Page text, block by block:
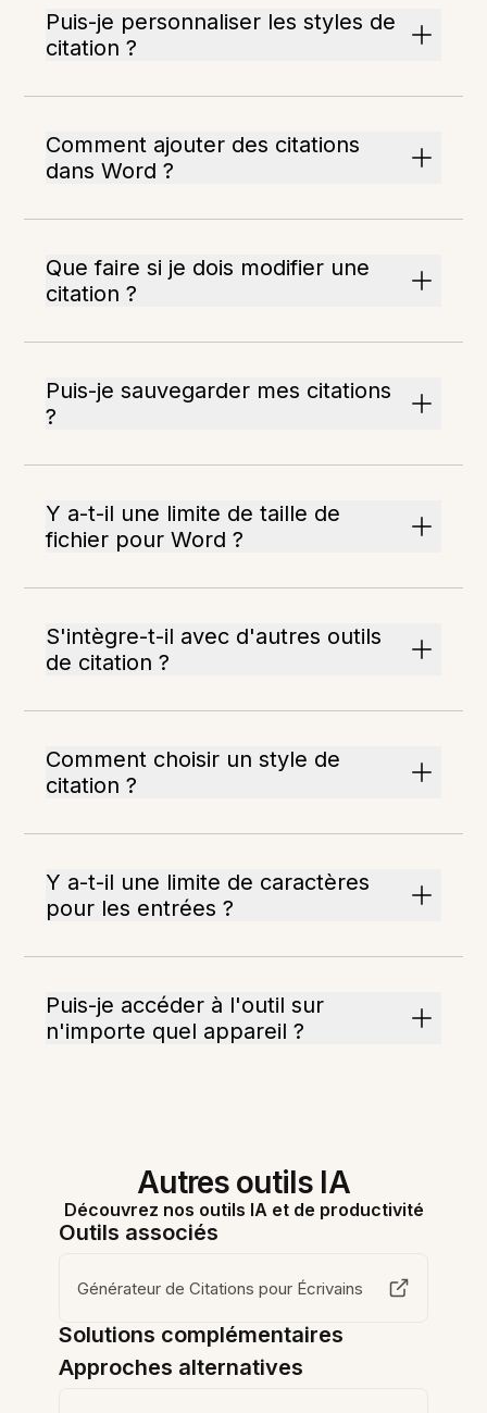
Puis-je personnaliser les styles de
citation ?
Comment ajouter des citations
dans Word ?
Que faire si je dois modifier une
citation ?
Puis-je sauvegarder mes citations
?
Y a-t-il une limite de taille de
fichier pour Word ?
S'intègre-t-il avec d'autres outils
de citation ?
Comment choisir un style de
citation ?
Y a-t-il une limite de caractères
pour les entrées ?
Puis-je accéder à l'outil sur
n'importe quel appareil ?
Autres outils IA
Découvrez nos outils IA et de productivité
Outils associés
Générateur de Citations pour Écrivains
Solutions complémentaires
Approches alternatives